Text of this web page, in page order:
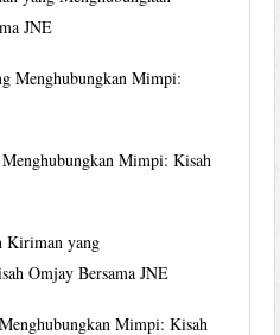
JNE
Menghubungkan Mimpi:
Mimpi: Kisah
Kiriman yang
Omjay Bersama JNE
Mimpi: Kisah